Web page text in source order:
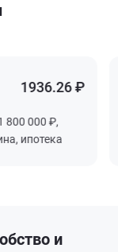
1936.26 ₽
000 ₽,
ипотека
и